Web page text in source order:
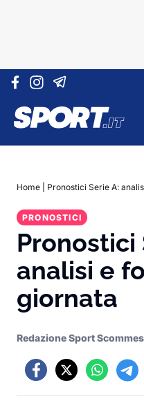
Vai al contenuto
Home Pronostici Serie A:
PRONOSTICI
Pronostici
analisi e
giornata
Redazione Sport